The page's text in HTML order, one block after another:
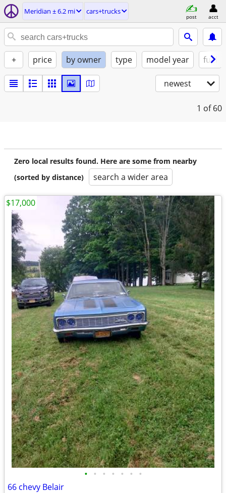
Meridian ± 6.2 mi cars+trucks
post acct
+ price by owner type model year fuel
newest
1 of 60
Zero local results found. Here are some from nearby
(sorted by distance)
search a wider area
• • • • • • •
66 chevy Belair
$17,000